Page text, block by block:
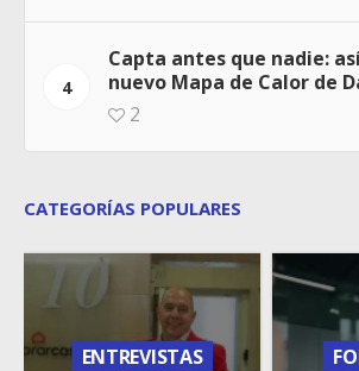
4
Capta antes que nadie:
nuevo Mapa de Calor de
2
CATEGORÍAS POPULARES
ENTREVISTAS